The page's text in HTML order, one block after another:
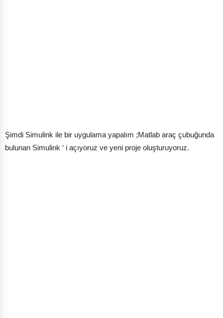
Şimdi Simulink ile bir uygulama yapalım ;Matlab araç çubuğunda
bulunan Simulink ‘ i açıyoruz ve yeni proje oluşturuyoruz.